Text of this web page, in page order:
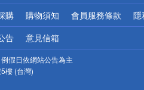
購 購物須知 會員服務條款 隱
告 意見信箱
假日依網站公告為主
樓 (台灣)